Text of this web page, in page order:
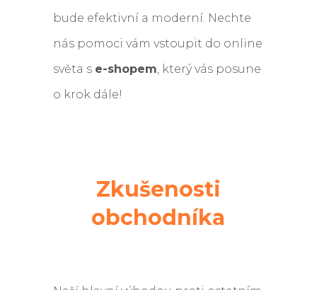
bude efektivní a moderní. Nechte
nás pomoci vám vstoupit do online
světa s e-shopem , který vás posune
o krok dále!
Zkušenosti
obchodníka